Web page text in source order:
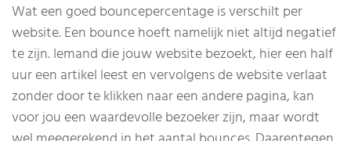
Wat een goed bouncepercentage is verschilt per
website. Een bounce hoeft namelijk niet altijd negatief
te zijn. Iemand die jouw website bezoekt, hier een half
uur een artikel leest en vervolgens de website verlaat
zonder door te klikken naar een andere pagina, kan
voor jou een waardevolle bezoeker zijn, maar wordt